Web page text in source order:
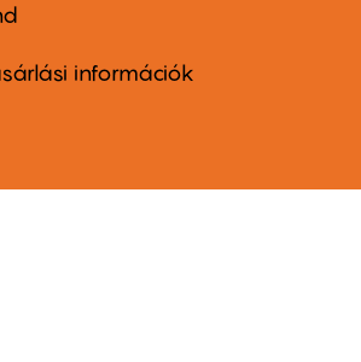
információk